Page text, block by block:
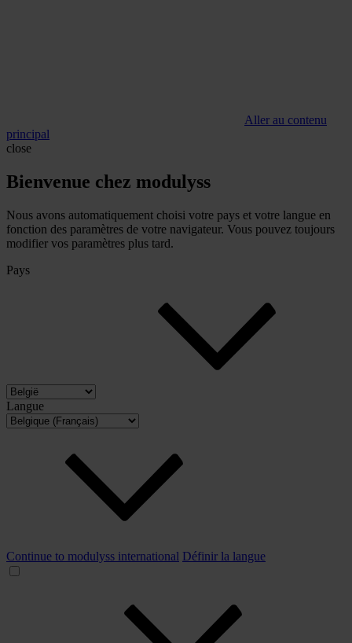
Aller au contenu
principal
close
Bienvenue chez modulyss
Nous avons automatiquement choisi votre pays et votre langue en
fonction des paramètres de votre navigateur. Vous pouvez toujours
modifier vos paramètres plus tard.
Pays
Langue
Continue to modulyss international Définir la langue